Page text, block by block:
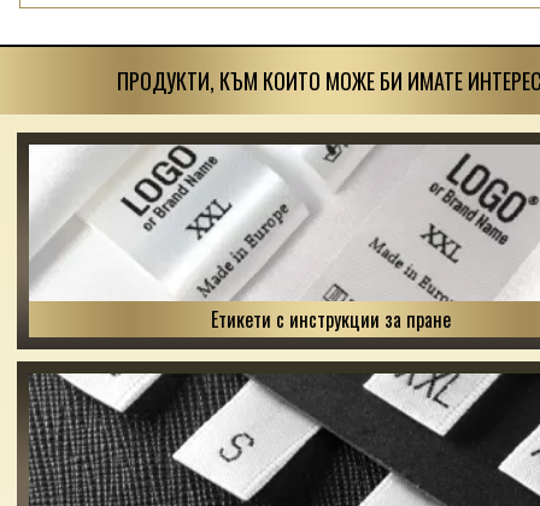
ПРОДУКТИ, КЪМ КОИТО МОЖЕ БИ ИМАТЕ
Етикети с инструкции за пране